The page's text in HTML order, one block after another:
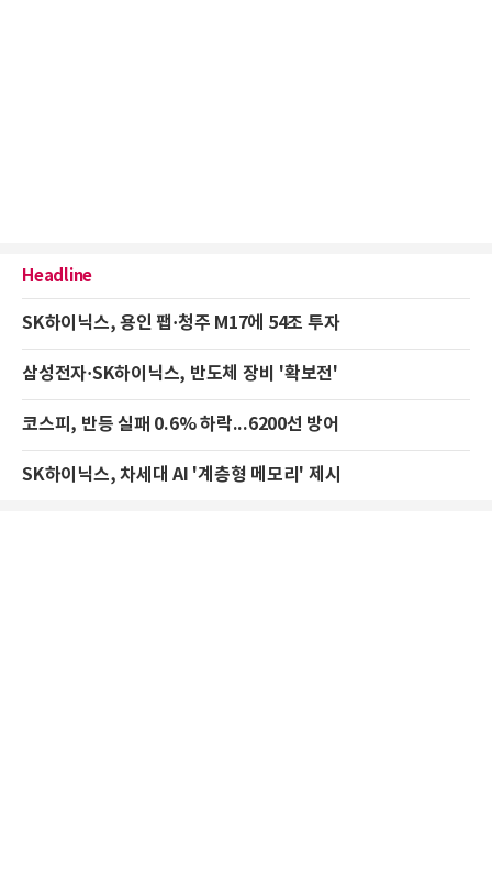
Headline
SK하이닉스, 용인 팹·청주 M17에 54조 투자
삼성전자·SK하이닉스, 반도체 장비 '확보전'
코스피, 반등 실패 0.6% 하락...6200선 방어
SK하이닉스, 차세대 AI '계층형 메모리' 제시